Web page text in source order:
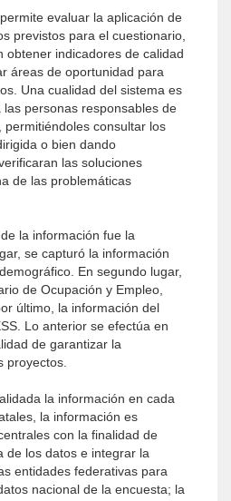
evaluar la aplicación de
previstos para el cuestionario,
obtener indicadores de calidad
áreas de oportunidad para
Una cualidad del sistema es
personas responsables de
permitiéndoles consultar los
o bien dando
las soluciones
de las problemáticas
la información fue la
se capturó la información
En segundo lugar,
de Ocupación y Empleo,
último, la información del
Lo anterior se efectúa en
de garantizar la
proyectos.
la información en cada
la información es
con la finalidad de
de los datos e integrar la
entidades federativas para
nacional de la encuesta; la